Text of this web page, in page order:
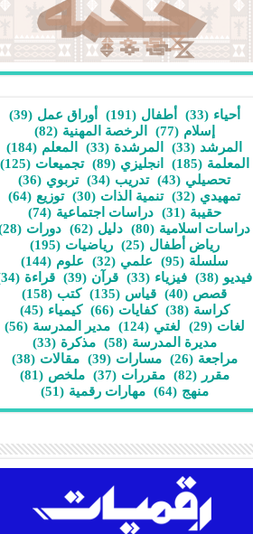
أحياء (33) أطفال (191) أوراق عمل (39)
إسلام (77) الرخصة المهنية (82)
المرشد (33) المرشدة (33) المعلم (184)
المعلمة (185) انجليزي (89) تجميعات (125)
تحصيلي (43) تدريب (34) تربوي (36)
تمهيدي (32) تنمية الذات (30) توزيع (64)
حقيبة (31) دراسات اجتماعية (74)
دراسات اسلامية (80) دليل (62) دورات (28)
رياض أطفال (25) رياضيات (195)
سلسلة (95) علمي (32) علوم (144)
فيديو (38) فيزياء (33) قرآن (39) قراءة (34)
قصص (40) قياس (135) كتب (158)
كراسة (38) كفايات (66) كيمياء (45)
لغات (29) لغتي (124) مدير المدرسة (56)
مديرة المدرسة (58) مذكرة (33)
مراجعة (26) مسارات (39) مقالات (38)
مقرر (82) مقررات (37) ملخص (81)
منهج (64) مهارات رقمية (51)